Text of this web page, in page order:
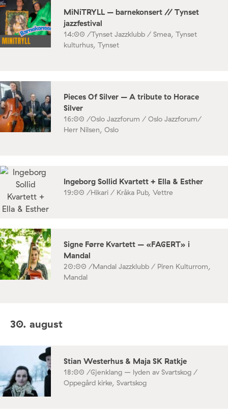
MiNiTRYLL – barnekonsert // Tynset
jazzfestival
14:00 /Tynset Jazzklubb / Smea, Tynset
kulturhus, Tynset
Pieces Of Silver – A tribute to Horace
Silver
16:00 /Oslo Jazzforum / Oslo Jazzforum/
Herr Nilsen, Oslo
Ingeborg Sollid Kvartett + Ella & Esther
19:00 /Hikari / Kråka Pub, Vettre
Signe Førre Kvartett – «FAGERT» i
Mandal
20:00 /Mandal Jazzklubb / Piren Kulturrom,
Mandal
30. august
Stian Westerhus & Maja SK Ratkje
18:00 /Gjenklang – lyden av Svartskog /
Oppegård kirke, Svartskog